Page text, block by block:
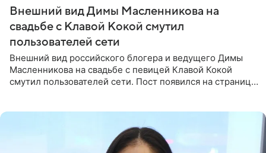
Внешний вид Димы Масленникова на
свадьбе с Клавой Кокой смутил
пользователей сети
Внешний вид российского блогера и ведущего Димы
Масленникова на свадьбе с певицей Клавой Кокой
смутил пользователей сети. Пост появился на странице